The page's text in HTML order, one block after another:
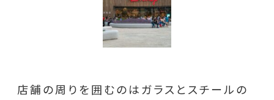
店舗の周りを囲むのはガラスとスチールの